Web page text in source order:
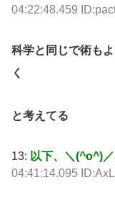
04:22:48.459
科学と同じで術も
く
と考えてる
13: 以下、＼(^o^)
04:41:14.095